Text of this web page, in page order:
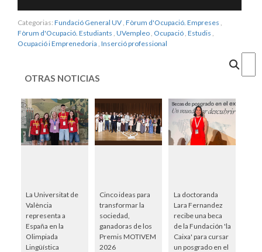
Categorias: Fundació General UV Fòrum d'Ocupació. Empreses
Fòrum d'Ocupació. Estudiants UVempleo Ocupació Estudis
Ocupació i Emprenedoria Inserció professional
OTRAS NOTICIAS
La Universitat de
València
representa a
España en la
Olimpiada
Lingüística
Cinco ideas para
transformar la
sociedad,
ganadoras de los
Premis MOTIVEM
2026
La doctoranda
Lara Fernandez
recibe una beca
de la Fundación 'la
Caixa' para cursar
un posgrado en el